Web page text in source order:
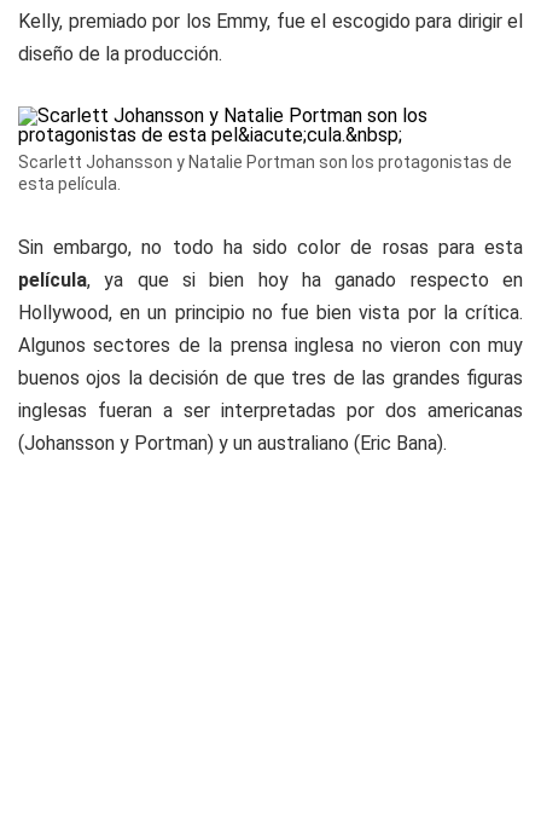
Kelly, premiado por los Emmy, fue el escogido para dirigir el
diseño de la producción.
Scarlett Johansson y Natalie Portman son los protagonistas de
esta película.
Sin embargo, no todo ha sido color de rosas para esta
película, ya que si bien hoy ha ganado respecto en
Hollywood, en un principio no fue bien vista por la crítica.
Algunos sectores de la prensa inglesa no vieron con muy
buenos ojos la decisión de que tres de las grandes figuras
inglesas fueran a ser interpretadas por dos americanas
(Johansson y Portman) y un australiano (Eric Bana).